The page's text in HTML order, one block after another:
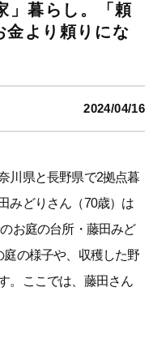
」暮らし。「頼
金より頼りにな
2024/04/16
川県と長野県で2拠点暮
みどりさん（70歳）は
お庭の台所・藤田みど
の様子や、収穫した野
。ここでは、藤田さん